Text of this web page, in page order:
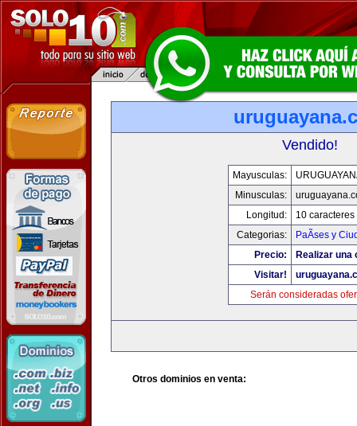
Vendido!
Mayusculas:
Minusculas:
Longitud:
10 caracteres
Categorias:
PaÃ­ses y
Precio:
Realizar una
Visitar!
Serán consideradas
Otros dominios en venta: